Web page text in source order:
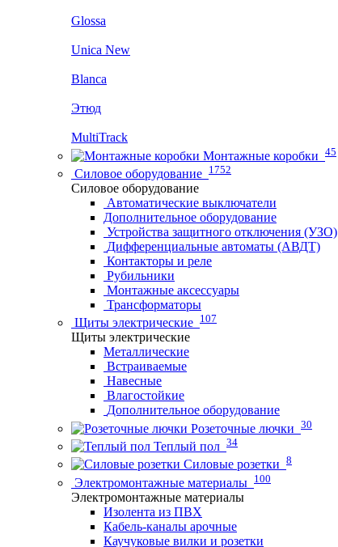
Glossa
Unica New
Blanca
Этюд
MultiTrack
Монтажные коробки 45
Силовое оборудование 1752
Силовое оборудование
Автоматические выключатели
Дополнительное оборудование
Устройства защитного отключения (УЗО)
Дифференциальные автоматы (АВДТ)
Контакторы и реле
Рубильники
Монтажные аксессуары
Трансформаторы
Щиты электрические 107
Щиты электрические
Металлические
Встраиваемые
Навесные
Влагостойкие
Дополнительное оборудование
Розеточные лючки 30
Теплый пол 34
Силовые розетки 8
Электромонтажные материалы 100
Электромонтажные материалы
Изолента из ПВХ
Кабель-каналы арочные
Каучуковые вилки и розетки